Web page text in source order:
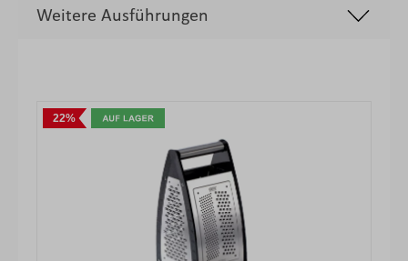
Weitere Ausführungen
22%